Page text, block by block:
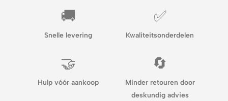
🚚
Snelle levering
✅
Kwaliteitsonderdelen
🤝
Hulp vóór aankoop
🔄
Minder retouren door
deskundig advies